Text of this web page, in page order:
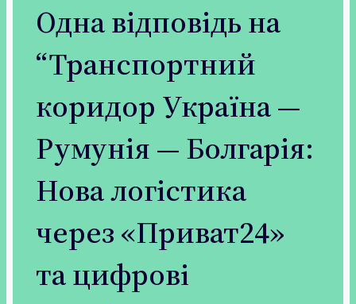
Одна відповідь на
“Транспортний
коридор Україна —
Румунія — Болгарія:
Нова логістика
через «Приват24»
та цифрові